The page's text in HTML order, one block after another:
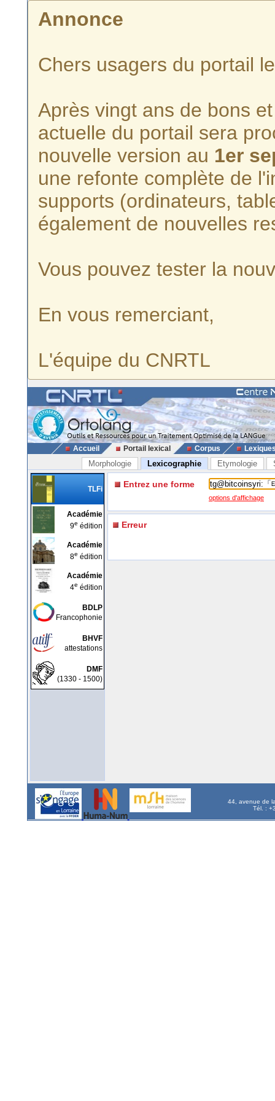
Annonce
Chers usagers du portail
Après vingt ans de bons
actuelle du portail sera
nouvelle version au 1er
une refonte complète de
supports (ordinateurs,
également de nouvelles
Vous pouvez tester la
En vous remerciant,
L'équipe du CNRTL
Accueil Portail lexical Corpus
Morphologie Lexicographie Etymologie
TLFi
Académie
9e édition
Académie
8e édition
Académie
4e édition
BDLP
Francophonie
BHVF
attestations
DMF
(1330 - 1500)
Entrez une forme
options d'affichage
Erreur
44, avenue de
Tél. :